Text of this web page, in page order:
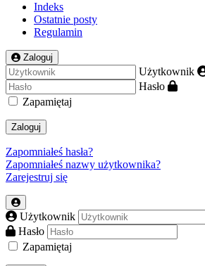
Indeks
Ostatnie posty
Regulamin
Zaloguj
Użytkownik
Hasło
Zapamiętaj
Zaloguj
Zapomniałeś hasła?
Zapomniałeś nazwy użytkownika?
Zarejestruj się
Użytkownik
Hasło
Zapamiętaj